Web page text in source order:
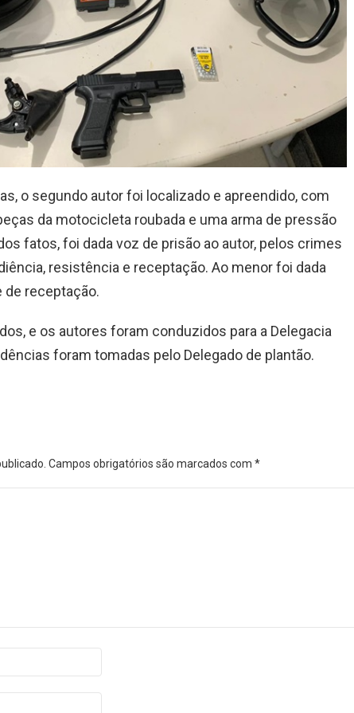
o segundo autor foi localizado e apreendido, com
da motocicleta roubada e uma arma de pressão
fatos, foi dada voz de prisão ao autor, pelos crimes
resistência e receptação. Ao menor foi dada
de receptação.
e os autores foram conduzidos para a Delegacia
foram tomadas pelo Delegado de plantão.
Campos obrigatórios são marcados com *